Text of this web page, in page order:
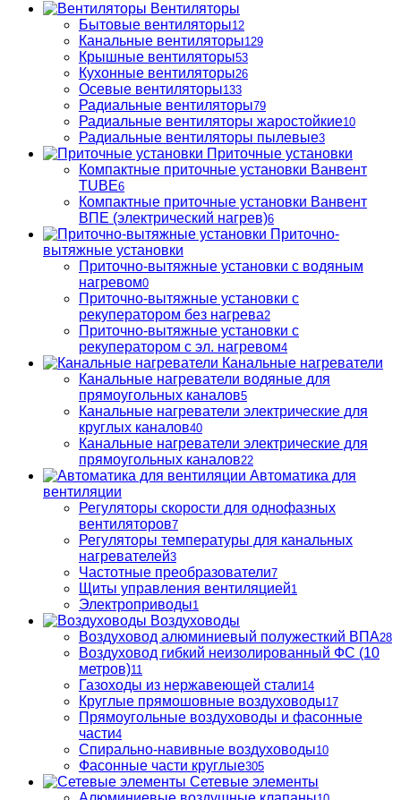
Вентиляторы
Бытовые вентиляторы12
Канальные вентиляторы129
Крышные вентиляторы53
Кухонные вентиляторы26
Осевые вентиляторы133
Радиальные вентиляторы79
Радиальные вентиляторы жаростойкие10
Радиальные вентиляторы пылевые3
Приточные установки
Компактные приточные установки Ванвент
TUBE6
Компактные приточные установки Ванвент
ВПЕ (электрический нагрев)6
Приточно-
вытяжные установки
Приточно-вытяжные установки с водяным
нагревом0
Приточно-вытяжные установки с
рекуператором без нагрева2
Приточно-вытяжные установки с
рекуператором с эл. нагревом4
Канальные нагреватели
Канальные нагреватели водяные для
прямоугольных каналов5
Канальные нагреватели электрические для
круглых каналов40
Канальные нагреватели электрические для
прямоугольных каналов22
Автоматика для
вентиляции
Регуляторы скорости для однофазных
вентиляторов7
Регуляторы температуры для канальных
нагревателей3
Частотные преобразователи7
Щиты управления вентиляцией1
Электроприводы1
Воздуховоды
Воздуховод алюминиевый полужесткий ВПА28
Воздуховод гибкий неизолированный ФС (10
метров)11
Газоходы из нержавеющей стали14
Круглые прямошовные воздуховоды17
Прямоугольные воздуховоды и фасонные
части4
Спирально-навивные воздуховоды10
Фасонные части круглые305
Сетевые элементы